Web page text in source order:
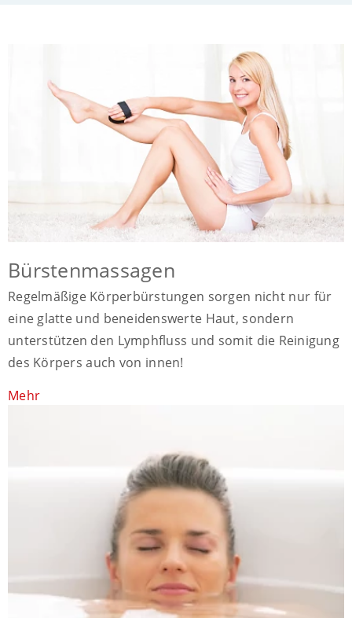
Bürstenmassagen
Regelmäßige Körperbürstungen sorgen nicht nur für
eine glatte und beneidenswerte Haut, sondern
unterstützen den Lymphfluss und somit die Reinigung
des Körpers auch von innen!
Mehr